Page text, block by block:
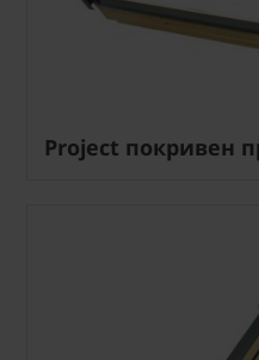
Project покривен